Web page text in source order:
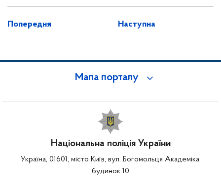
Попередня Наступна
Мапа порталу
Національна поліція України
Україна, 01601, місто Київ, вул. Богомольця Академіка,
будинок 10